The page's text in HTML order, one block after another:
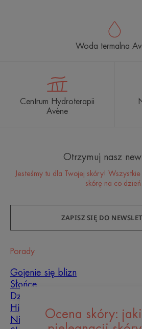
Ocena skóry:
Woda termalna
Centrum Hydroterapii
Avène
Otrzymuj nasz
Jesteśmy tu dla Twojej skóry!
skórę na co dzień.
ZAPISZ SIĘ DO
Porady
Gojenie się blizn
Słońce
Dziecko
Hiperkeratoza
Niedoskonałości skóry